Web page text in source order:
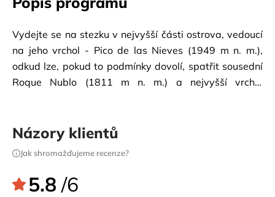
Vydejte se na stezku v nejvyšší části ostrova, vedoucí
na jeho vrchol - Pico de las Nieves (1949 m n. m.),
odkud lze, pokud to podmínky dovolí, spatřit sousední
Roque Nublo (1811 m n. m.) a nejvyšší vrchol
Střední trasa, délka: cca. 10 km
Doba chůze: cca. 4,5 hodiny
Celkový čas: cca. 8 hodin
Nutná turistická obuv.
Názory klientů
Jak shromažďujeme recenze?
5.8 /6